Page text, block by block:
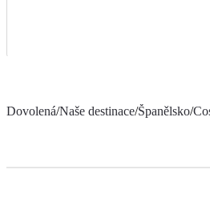
Dovolená/Naše destinace/Španělsko/